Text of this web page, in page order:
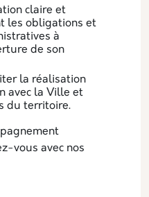
claire et
les obligations et
à
de son
la réalisation
avec la Ville et
du territoire.
vous avec nos